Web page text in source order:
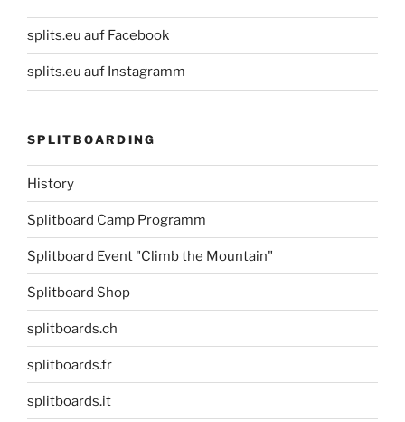
splits.eu auf Facebook
splits.eu auf Instagramm
SPLITBOARDING
History
Splitboard Camp Programm
Splitboard Event "Climb the Mountain"
Splitboard Shop
splitboards.ch
splitboards.fr
splitboards.it